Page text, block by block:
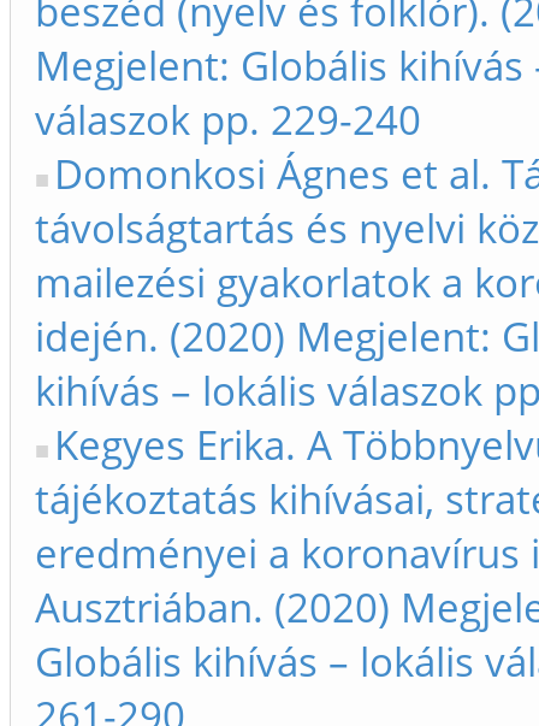
beszéd (nyelv és folklór).
Megjelent: Globális kihívás
válaszok pp. 229-240
Domonkosi Ágnes et al.
távolságtartás és nyelvi
mailezési gyakorlatok a
idején. (2020) Megjelent:
kihívás – lokális válaszok
Kegyes Erika. A
tájékoztatás kihívásai,
eredményei a koronavírus
Ausztriában. (2020)
Globális kihívás – lokális